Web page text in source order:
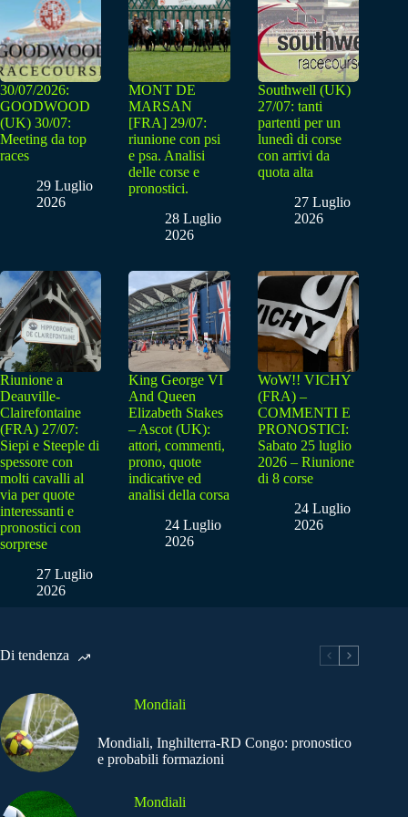
30/07/2026:
GOODWOOD
(UK) 30/07:
Meeting da top
races
29 Luglio
2026
MONT DE
MARSAN
[FRA] 29/07:
riunione con psi
e psa. Analisi
delle corse e
pronostici.
28 Luglio
2026
Southwell (UK)
27/07: tanti
partenti per un
lunedì di corse
con arrivi da
quota alta
27 Luglio
2026
Riunione a
Deauville-
Clairefontaine
(FRA) 27/07:
Siepi e Steeple di
spessore con
molti cavalli al
via per quote
interessanti e
pronostici con
sorprese
27 Luglio
2026
King George VI
And Queen
Elizabeth Stakes
– Ascot (UK):
attori, commenti,
prono, quote
indicative ed
analisi della corsa
24 Luglio
2026
WoW!! VICHY
(FRA) –
COMMENTI E
PRONOSTICI:
Sabato 25 luglio
2026 – Riunione
di 8 corse
24 Luglio
2026
Di tendenza
Mondiali
Mondiali, Inghilterra-RD Congo: pronostico
e probabili formazioni
Mondiali